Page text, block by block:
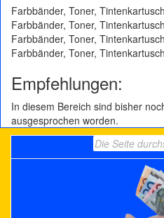
Farbbänder, Toner,
Farbbänder, Toner,
Farbbänder, Toner,
Farbbänder, Toner,
Empfehlungen:
In diesem Bereich sind bisher
ausgesprochen worden.
for: